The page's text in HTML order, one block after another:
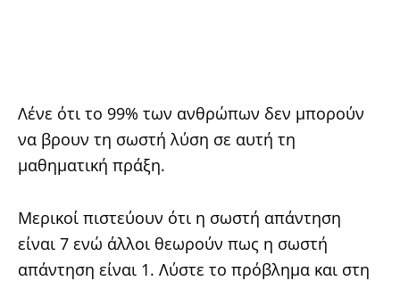
Λένε ότι το 99% των ανθρώπων δεν μπορούν
να βρουν τη σωστή λύση σε αυτή τη
μαθηματική πράξη.
Μερικοί πιστεύουν ότι η σωστή απάντηση
είναι 7 ενώ άλλοι θεωρούν πως η σωστή
απάντηση είναι 1. Λύστε το πρόβλημα και στη